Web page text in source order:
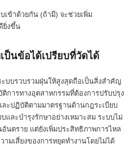
เข้าด้วยกัน (ถ้ามี) จะช่วยเพิ่ม
ยิ่งขึ้น
ป็นข้อได้เปรียบที่วัดได้
บบรวบรวมฝุ่นให้สูงสุดถือเป็นสิ่งสำคัญ
การทางอุตสาหกรรมที่ต้องการปรับปรุง
ะปฏิบัติตามมาตรฐานด้านกฎระเบียบ
และบำรุงรักษาอย่างเหมาะสม ระบบไม่
นตราย แต่ยังเพิ่มประสิทธิภาพการไหล
ามเสี่ยงของการหยุดทำงานโดยไม่ได้